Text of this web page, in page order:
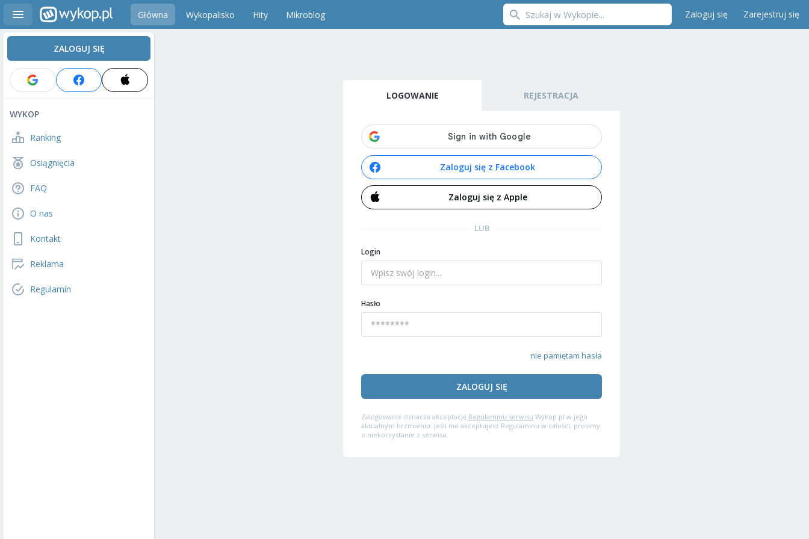
Główna Wykopalisko Hity Mikroblog Zaloguj się Zarejestruj się
ZALOGUJ SIĘ
WYKOP
Ranking
Osiągnięcia
FAQ
O nas
Kontakt
Reklama
Regulamin
LOGOWANIE REJESTRACJA
Zaloguj się z Facebook
Zaloguj się z Apple
LUB
Login
Hasło
nie pamiętam hasła
ZALOGUJ SIĘ
Zalogowanie oznacza akceptację Regulaminu serwisu Wykop.pl w jego
aktualnym brzmieniu. Jeśli nie akceptujesz Regulaminu w całości, prosimy
o niekorzystanie z serwisu.